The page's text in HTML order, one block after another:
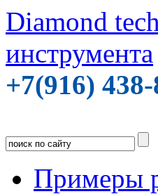
Diamond
инструмента
+7(916)
Примеры